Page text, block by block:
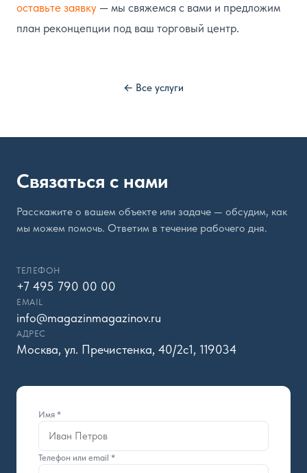
оставьте заявку — мы свяжемся с вами и предложим
план реконцепции под ваш торговый центр.
← Все услуги
Связаться с нами
Расскажите о вашем объекте или задаче — обсудим, как
мы можем помочь. Ответим в течение рабочего дня.
ТЕЛЕФОН
+7 495 790 00 00
EMAIL
info@magazinmagazinov.ru
АДРЕС
Москва, ул. Пречистенка, 40/2с1, 119034
Имя *
Телефон или email *